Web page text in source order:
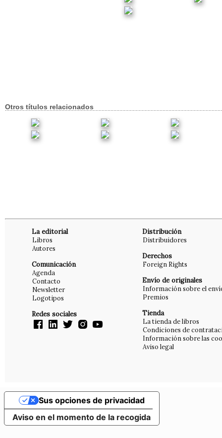
Otros títulos relacionados
La editorial
Libros
Autores
Comunicación
Agenda
Contacto
Newsletter
Logotipos
Redes sociales
Distribución
Distribuidores
Derechos
Foreign Rights
Envío de originales
Información sobre el
Premios
Tienda
La tienda de libros
Condiciones de
Información sobre las
Aviso legal
Aviso en el momento de la recogida
Sus opciones de privacidad